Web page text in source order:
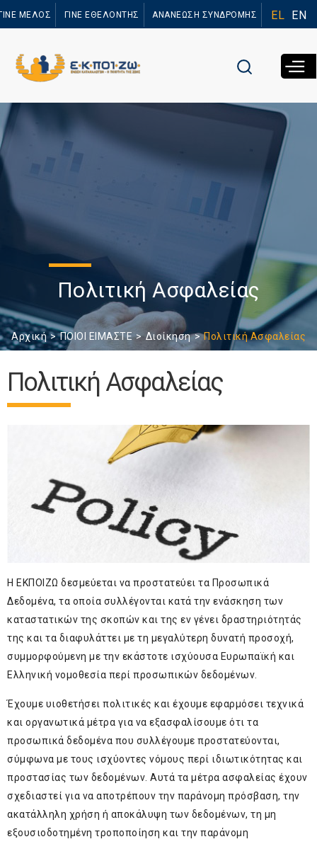
προς το
ΜΕΛΟΣ ΓΙΝΕ ΕΘΕΛΟΝΤΗΣ ΑΝΑΝΕΩΣΗ ΣΥΝΔΡΟΜΗΣ EL EN
Πολιτική Ασφαλείας
Αρχική ΠΟΙΟΙ ΕΙΜΑΣΤΕ Διοίκηση Πολιτική Ασφαλείας
Πολιτική Ασφαλείας
Η ΕΚΠΟΙΖΩ δεσμεύεται να προστατεύει τα Προσωπικά
Δεδομένα, τα οποία συλλέγονται κατά την ενάσκηση των
καταστατικών της σκοπών και της εν γένει δραστηριότητάς
της και τα διαφυλάττει με τη μεγαλύτερη δυνατή προσοχή,
συμμορφούμενη με την εκάστοτε ισχύουσα Ευρωπαϊκή και
Ελληνική νομοθεσία περί προσωπικών δεδομένων.
Έχουμε υιοθετήσει πολιτικές και έχουμε εφαρμόσει τεχνικά
και οργανωτικά μέτρα για να εξασφαλίσουμε ότι τα
προσωπικά δεδομένα που συλλέγουμε προστατεύονται,
σύμφωνα με τους ισχύοντες νόμους περί ιδιωτικότητας και
προστασίας των δεδομένων. Αυτά τα μέτρα ασφαλείας έχουν
σχεδιαστεί για να αποτρέπουν την παράνομη πρόσβαση, την
ακατάλληλη χρήση ή αποκάλυψη των δεδομένων, τη μη
εξουσιοδοτημένη τροποποίηση και την παράνομη